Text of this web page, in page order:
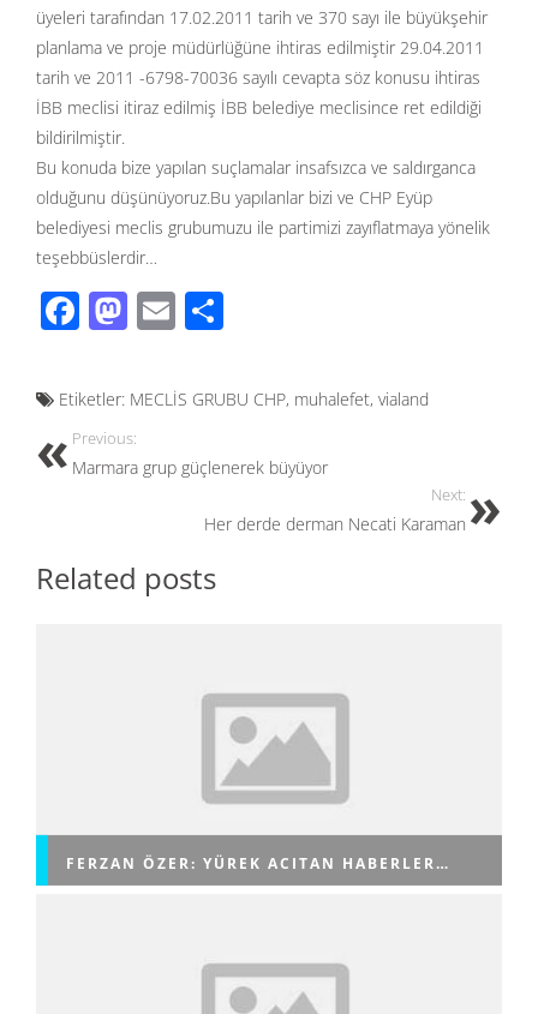
üyeleri tarafından 17.02.2011 tarih ve 370 sayı ile büyükşehir
planlama ve proje müdürlüğüne ihtiras edilmiştir 29.04.2011
tarih ve 2011 -6798-70036 sayılı cevapta söz konusu ihtiras
İBB meclisi itiraz edilmiş İBB belediye meclisince ret edildiği
bildirilmiştir.
Bu konuda bize yapılan suçlamalar insafsızca ve saldırganca
olduğunu düşünüyoruz.Bu yapılanlar bizi ve CHP Eyüp
belediyesi meclis grubumuzu ile partimizi zayıflatmaya yönelik
teşebbüslerdir…
F
e
b
o
M
to
d
o
E
ail ar
Etiketler: MECLİS GRUBU CHP, muhalefet, vialand
Previous:
Marmara grup güçlenerek büyüyor
Next:
Her derde derman Necati Karaman
Related posts
FERZAN ÖZER: YÜREK ACITAN HABERLER…